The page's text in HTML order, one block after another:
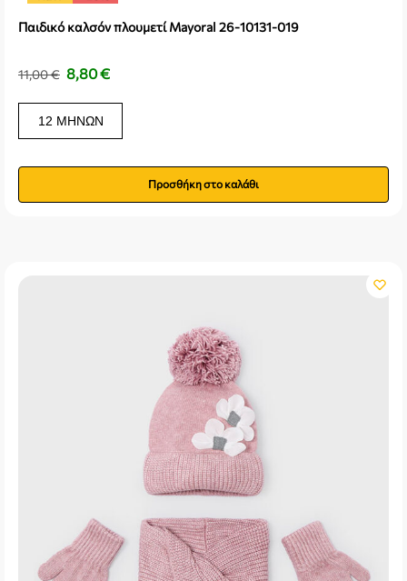
Παιδικό καλσόν πλουμετί Mayoral 26-10131-019
11,00€ 8,80€
12 ΜΗΝΏΝ
Προσθήκη στο καλάθι